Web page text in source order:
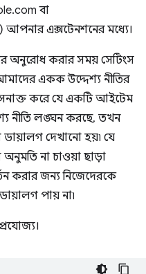
বা
এক্সটেনশনের মধ্যে।
অনুরোধ করার সময় সেটিংস
একক উদ্দেশ্য নীতির
করে যে একটি আইটেম
নীতি লঙ্ঘন করছে, তখন
দেখানো হয়৷ যে
না চাওয়া ছাড়া
করার জন্য নিজেদেরকে
পায় না৷